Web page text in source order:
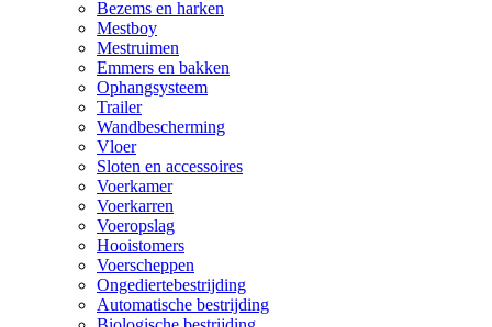
Bezems en harken
Mestboy
Mestruimen
Emmers en bakken
Ophangsysteem
Trailer
Wandbescherming
Vloer
Sloten en accessoires
Voerkamer
Voerkarren
Voeropslag
Hooistomers
Voerscheppen
Ongediertebestrijding
Automatische bestrijding